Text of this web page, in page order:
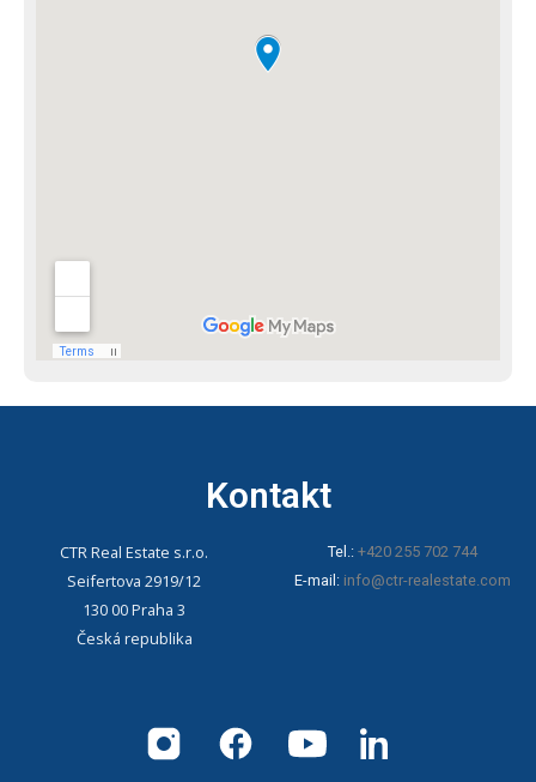
Kontakt
CTR Real Estate s.r.o.
Seifertova 2919/12
130 00 Praha 3
Česká republika
Tel.: +420 255 702 744
E-mail: info@ctr-realestate.com